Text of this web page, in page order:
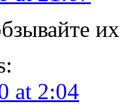
at 2:04